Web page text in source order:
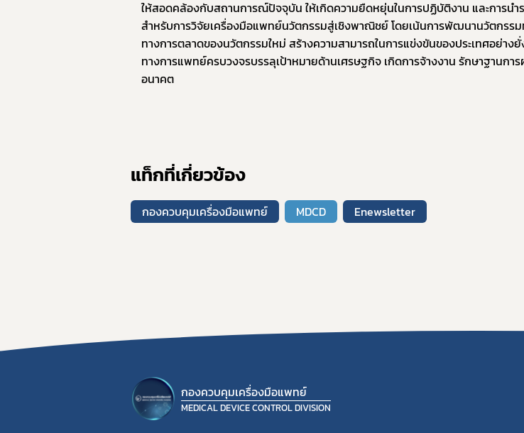
ให้สอดคล้องกับสถานการณ์ปัจจุบัน ให้เกิดความยืดหยุ่นในการปฏิบัติงาน และการนำ
สำหรับการวิจัยเครื่องมือแพทย์นวัตกรรมสู่เชิงพาณิชย์ โดยเน้นการพัฒนานวัตกรร
ทางการตลาดของนวัตกรรมใหม่ สร้างความสามารถในการแข่งขันของประเทศอย่า
ทางการแพทย์ครบวงจรบรรลุเป้าหมายด้านเศรษฐกิจ เกิดการจ้างงาน รักษาฐานกา
อนาคต
แท็กที่เกี่ยวข้อง
กองควบคุมเครื่องมือแพทย์ MDCD Enewsletter
กองควบคุมเครื่องมือแพทย์
MEDICAL DEVICE CONTROL DIVISION